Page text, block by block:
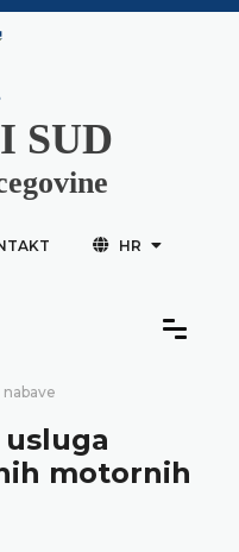
SUD
HR
motornih